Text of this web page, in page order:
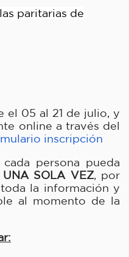
paritarias de
el 05 al 21 de julio, y
online a través del
inscripción
persona pueda
UNA SOLA VEZ, por
la información y
al momento de la